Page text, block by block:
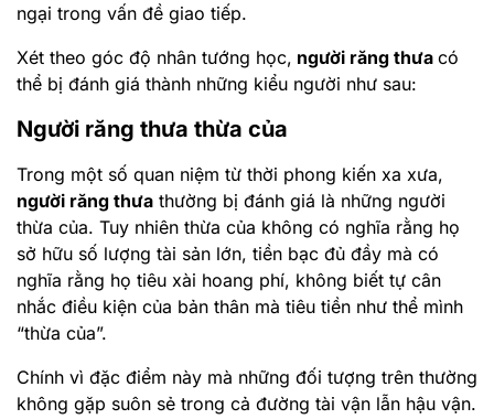
ngại trong vấn đề giao tiếp.
Xét theo góc độ nhân tướng học, người răng thưa có
thể bị đánh giá thành những kiểu người như sau:
Người răng thưa thừa của
Trong một số quan niệm từ thời phong kiến xa xưa,
người răng thưa thường bị đánh giá là những người
thừa của. Tuy nhiên thừa của không có nghĩa rằng họ
sở hữu số lượng tài sản lớn, tiền bạc đủ đầy mà có
nghĩa rằng họ tiêu xài hoang phí, không biết tự cân
nhắc điều kiện của bản thân mà tiêu tiền như thể mình
“thừa của”.
Chính vì đặc điểm này mà những đối tượng trên thường
không gặp suôn sẻ trong cả đường tài vận lẫn hậu vận.